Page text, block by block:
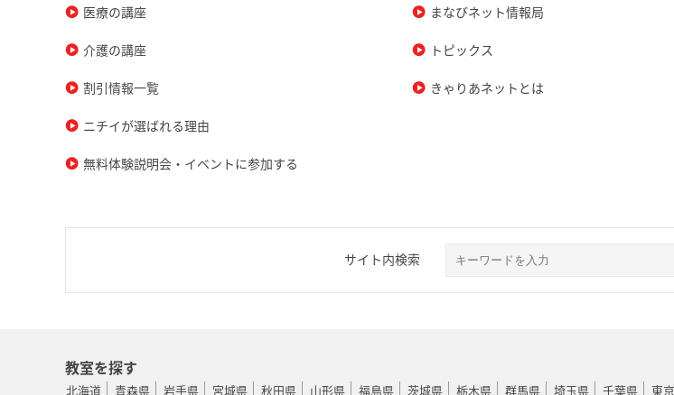
医療の講座
介護の講座
割引情報一覧
ニチイが選ばれる理由
無料体験説明会・イベントに参加する
まなびネット情報局
トピックス
きゃりあネットとは
サイト内検索
教室を探す
北海道 青森県 岩手県 宮城県 秋田県 山形県 福島県 茨城県 栃木県 群馬県 埼玉県 千葉県 東